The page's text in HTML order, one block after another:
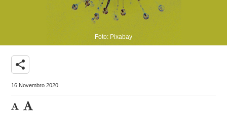
Foto: Pixabay
share
16 Novembro 2020